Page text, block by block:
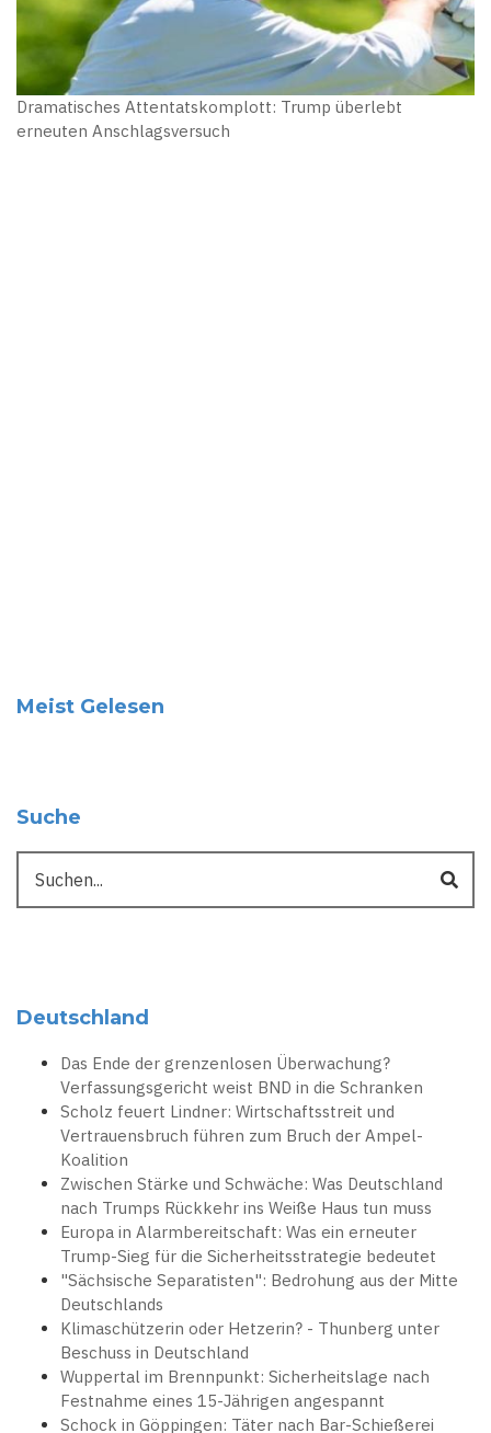
Dramatisches Attentatskomplott: Trump überlebt
erneuten Anschlagsversuch
Meist Gelesen
Suche
Deutschland
Das Ende der grenzenlosen Überwachung?
Verfassungsgericht weist BND in die Schranken
Scholz feuert Lindner: Wirtschaftsstreit und
Vertrauensbruch führen zum Bruch der Ampel-
Koalition
Zwischen Stärke und Schwäche: Was Deutschland
nach Trumps Rückkehr ins Weiße Haus tun muss
Europa in Alarmbereitschaft: Was ein erneuter
Trump-Sieg für die Sicherheitsstrategie bedeutet
"Sächsische Separatisten": Bedrohung aus der Mitte
Deutschlands
Klimaschützerin oder Hetzerin? - Thunberg unter
Beschuss in Deutschland
Wuppertal im Brennpunkt: Sicherheitslage nach
Festnahme eines 15-Jährigen angespannt
Schock in Göppingen: Täter nach Bar-Schießerei